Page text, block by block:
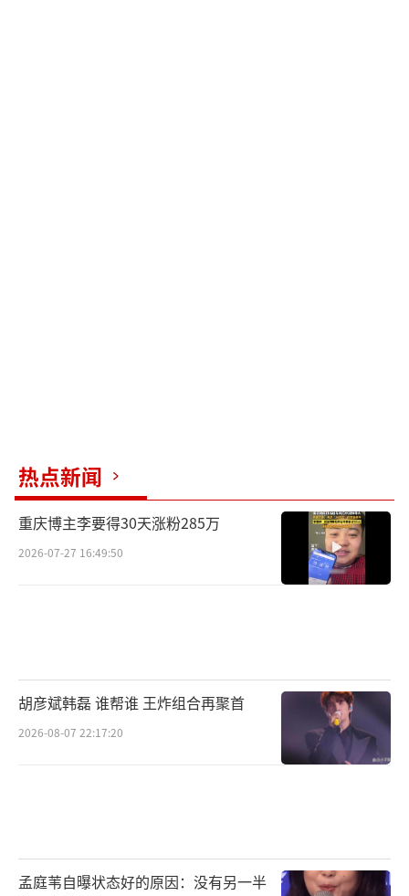
定为梁靖昆的腿伤担忧。毕竟从小带大的孩
子，志强教练希望梁靖昆能够健康完赛。迪亚
兹也开始训练，她找小莫一起练球，两人还进
行了高球练习。迪亚兹首轮对阵王曼昱，虽然
每次看迪亚兹打球，她的刘海儿总是贴在
脸上，让人担心会影响发挥。小莫提前来到重
庆参加了线下见面会，今天也开始训练。
热点新闻
重庆博主李要得30天涨粉285万
2026-07-27 16:49:50
胡彦斌韩磊 谁帮谁 王炸组合再聚首
2026-08-07 22:17:20
孟庭苇自曝状态好的原因：没有另一半